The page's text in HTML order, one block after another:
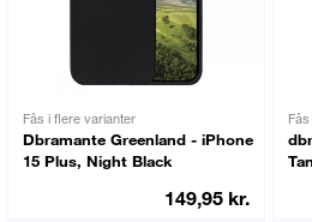
Fås i flere varianter
Dbramante Greenland - iPhone
15 Plus, Night Black
149,95 kr.
Tan